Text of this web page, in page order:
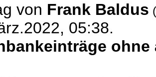
von Frank Baldus
05:38.
ohne